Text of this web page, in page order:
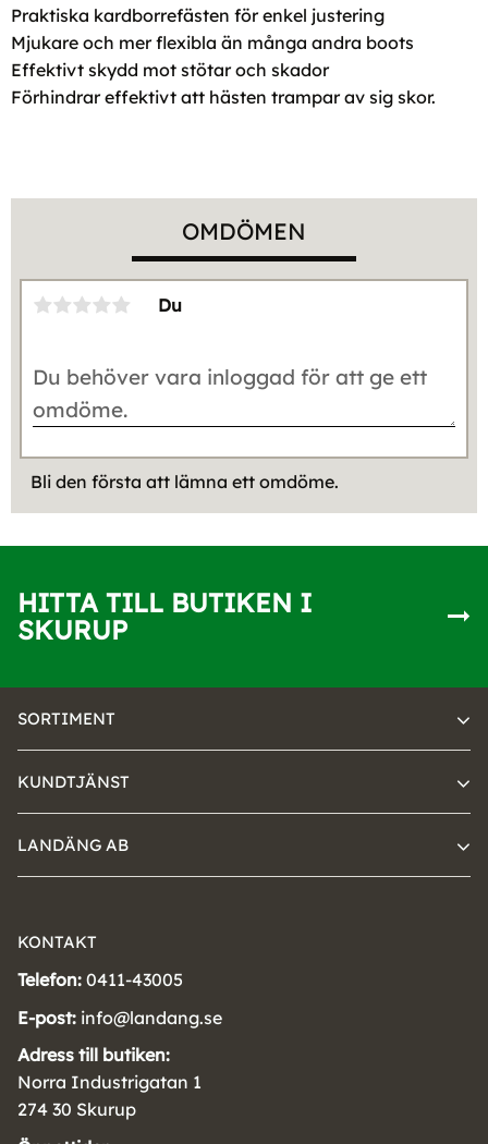
Praktiska kardborrefästen för enkel justering
Mjukare och mer flexibla än många andra boots
Effektivt skydd mot stötar och skador
Förhindrar effektivt att hästen trampar av sig skor.
OMDÖMEN
Du
Bli den första att lämna ett omdöme.
HITTA TILL BUTIKEN I
SKURUP
SORTIMENT
KUNDTJÄNST
LANDÄNG AB
KONTAKT
Telefon: 0411-43005
E-post: info@landang.se
Adress till butiken:
Norra Industrigatan 1
274 30 Skurup